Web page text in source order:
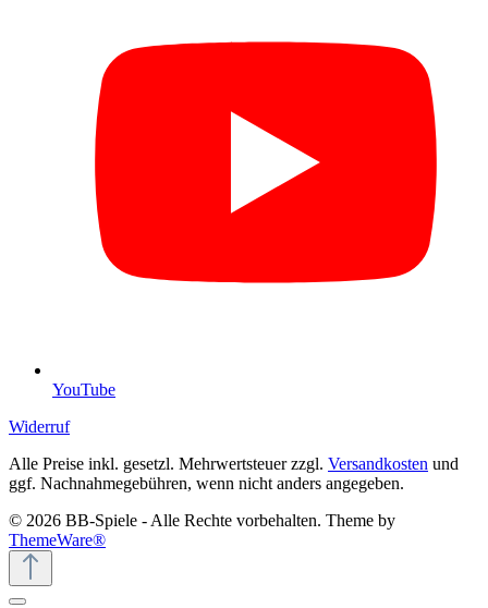
YouTube
Widerruf
Alle Preise inkl. gesetzl. Mehrwertsteuer zzgl. Versandkosten und
ggf. Nachnahmegebühren, wenn nicht anders angegeben.
© 2026 BB-Spiele - Alle Rechte vorbehalten. Theme by
ThemeWare®